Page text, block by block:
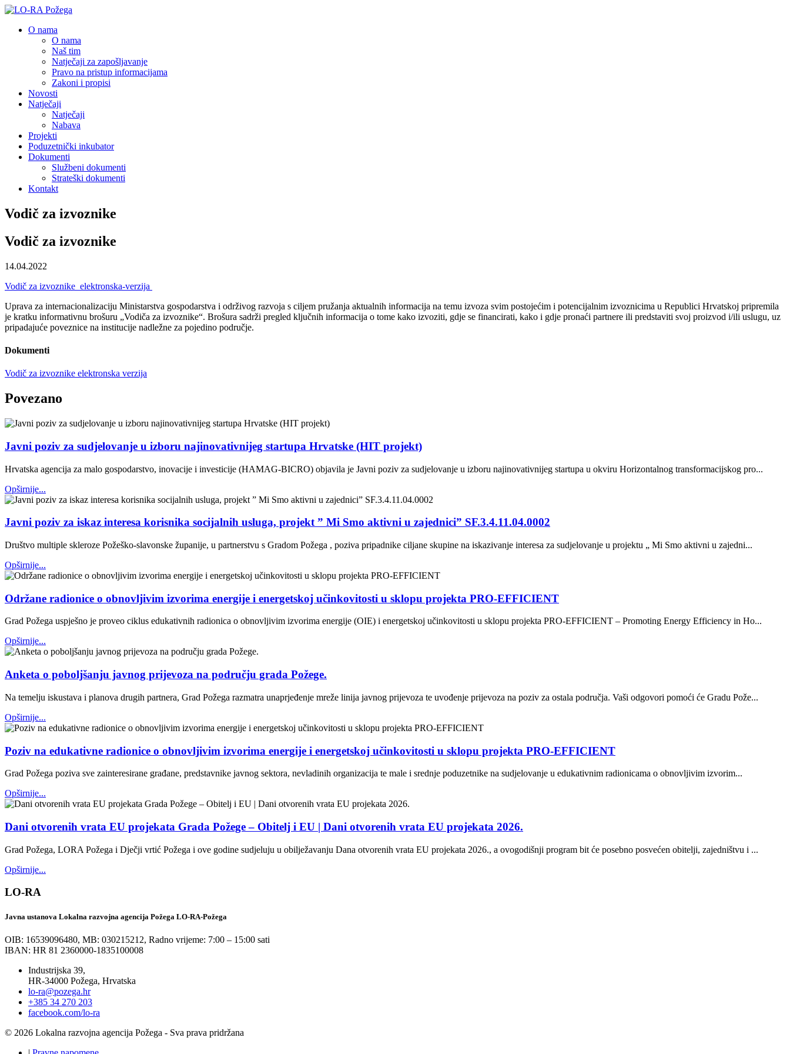
O nama
O nama
Naš tim
Natječaji za zapošljavanje
Pravo na pristup informacijama
Zakoni i propisi
Novosti
Natječaji
Natječaji
Nabava
Projekti
Poduzetnički inkubator
Dokumenti
Službeni dokumenti
Strateški dokumenti
Kontakt
Vodič za izvoznike
Vodič za izvoznike
14.04.2022
Vodič za izvoznike_elektronska-verzija
Uprava za internacionalizaciju Ministarstva gospodarstva i održivog razvoja s ciljem pružanja aktualnih informacija na temu izvoza svim postojećim i potencijalnim izvoznicima u Republici Hrvatskoj pripremila
je kratku informativnu brošuru „Vodiča za izvoznike“. Brošura sadrži pregled ključnih informacija o tome kako izvoziti, gdje se financirati, kako i gdje pronaći partnere ili predstaviti svoj proizvod i/ili uslugu, uz
pripadajuće poveznice na institucije nadležne za pojedino područje.
Dokumenti
Vodič za izvoznike elektronska verzija
Povezano
Javni poziv za sudjelovanje u izboru najinovativnijeg startupa Hrvatske (HIT projekt)
Hrvatska agencija za malo gospodarstvo, inovacije i investicije (HAMAG-BICRO) objavila je Javni poziv za sudjelovanje u izboru najinovativnijeg startupa u okviru Horizontalnog transformacijskog pro...
Opširnije...
Javni poziv za iskaz interesa korisnika socijalnih usluga, projekt ” Mi Smo aktivni u zajednici” SF.3.4.11.04.0002
Društvo multiple skleroze Požeško-slavonske županije, u partnerstvu s Gradom Požega , poziva pripadnike ciljane skupine na iskazivanje interesa za sudjelovanje u projektu „ Mi Smo aktivni u zajedni...
Opširnije...
Održane radionice o obnovljivim izvorima energije i energetskoj učinkovitosti u sklopu projekta PRO-EFFICIENT
Grad Požega uspješno je proveo ciklus edukativnih radionica o obnovljivim izvorima energije (OIE) i energetskoj učinkovitosti u sklopu projekta PRO-EFFICIENT – Promoting Energy Efficiency in Ho...
Opširnije...
Anketa o poboljšanju javnog prijevoza na području grada Požege.
Na temelju iskustava i planova drugih partnera, Grad Požega razmatra unaprjeđenje mreže linija javnog prijevoza te uvođenje prijevoza na poziv za ostala područja. Vaši odgovori pomoći će Gradu Pože...
Opširnije...
Poziv na edukativne radionice o obnovljivim izvorima energije i energetskoj učinkovitosti u sklopu projekta PRO-EFFICIENT
Grad Požega poziva sve zainteresirane građane, predstavnike javnog sektora, nevladinih organizacija te male i srednje poduzetnike na sudjelovanje u edukativnim radionicama o obnovljivim izvorim...
Opširnije...
Dani otvorenih vrata EU projekata Grada Požege – Obitelj i EU | Dani otvorenih vrata EU projekata 2026.
Grad Požega, LORA Požega i Dječji vrtić Požega i ove godine sudjeluju u obilježavanju Dana otvorenih vrata EU projekata 2026., a ovogodišnji program bit će posebno posvećen obitelji, zajedništvu i ...
Opširnije...
LO-RA
Javna ustanova Lokalna razvojna agencija Požega LO-RA-Požega
OIB: 16539096480, MB: 030215212, Radno vrijeme: 7:00 – 15:00 sati
IBAN: HR 81 2360000-1835100008
Industrijska 39,
HR-34000 Požega, Hrvatska
lo-ra@pozega.hr
+385 34 270 203
facebook.com/lo-ra
© 2026 Lokalna razvojna agencija Požega - Sva prava pridržana